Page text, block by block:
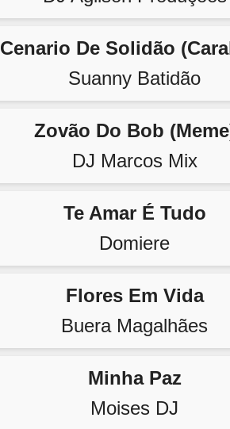
Cenario De Solidão
Suanny Batidão
Zovão Do Bob
DJ Marcos Mix
Te Amar É Tudo
Domiere
Flores Em Vida
Buera Magalhães
Minha Paz
Moises DJ